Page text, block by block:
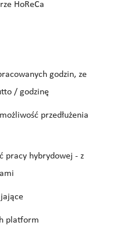
HoReCa
godzin, ze
/ godzinę
przedłużenia
pracy hybrydowej - z
platform